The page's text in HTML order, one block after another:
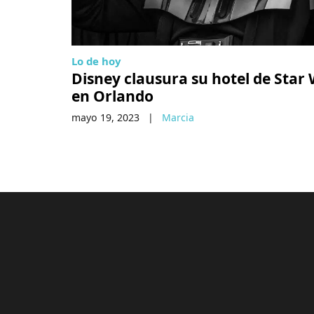
Lo de hoy
Disney clausura su hotel de Star
en Orlando
mayo 19, 2023 | Marcia